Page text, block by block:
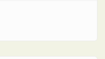
récord de consumo eléctrico